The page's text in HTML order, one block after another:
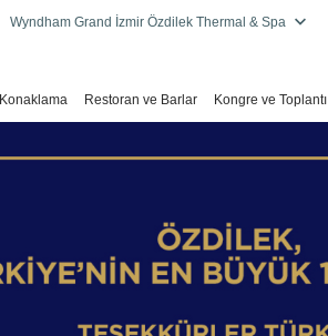
Wyndham Grand İzmir Özdilek Thermal & Spa
Konaklama Restoran ve Barlar Kongre ve Toplantı